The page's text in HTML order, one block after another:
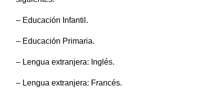
– Educación Infantil.
– Educación Primaria.
– Lengua extranjera: Inglés.
– Lengua extranjera: Francés.